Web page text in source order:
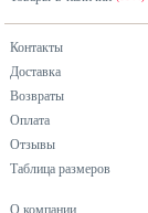
Контакты
Доставка
Возвраты
Оплата
Отзывы
Таблица размеров
О компании